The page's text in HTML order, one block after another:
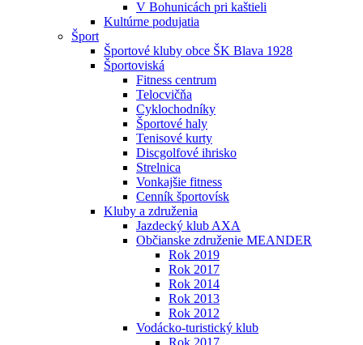
V Bohunicách pri kaštieli
Kultúrne podujatia
Šport
Športové kluby obce ŠK Blava 1928
Športoviská
Fitness centrum
Telocvičňa
Cyklochodníky
Športové haly
Tenisové kurty
Discgolfové ihrisko
Strelnica
Vonkajšie fitness
Cenník športovísk
Kluby a združenia
Jazdecký klub AXA
Občianske združenie MEANDER
Rok 2019
Rok 2017
Rok 2014
Rok 2013
Rok 2012
Vodácko-turistický klub
Rok 2017